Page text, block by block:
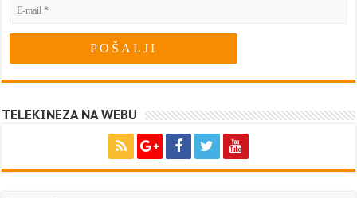
TELEKINEZA NA WEBU